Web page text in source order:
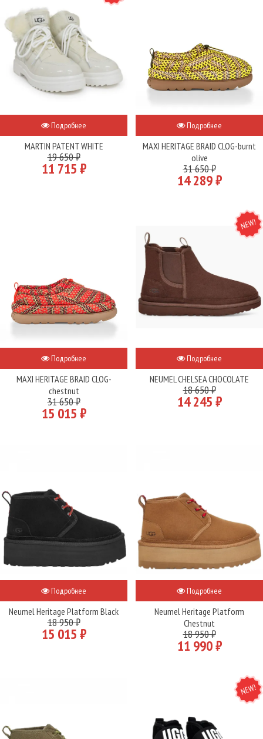
Подробнее
MARTIN PATENT WHITE
19 650 ₽
11 715 ₽
Подробнее
MAXI HERITAGE BRAID CLOG-burnt
olive
31 650 ₽
14 289 ₽
Подробнее
MAXI HERITAGE BRAID CLOG-
chestnut
31 650 ₽
15 015 ₽
NEW
Подробнее
NEUMEL CHELSEA CHOCOLATE
18 650 ₽
14 245 ₽
Подробнее
Neumel Heritage Platform Black
18 950 ₽
15 015 ₽
Подробнее
Neumel Heritage Platform
Chestnut
18 950 ₽
11 990 ₽
NEW